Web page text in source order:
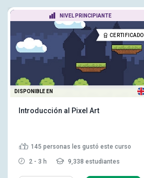
NIVEL PRINCIPIANTE
CERTIFICADO
DISPONIBLE EN
Introducción al Pixel Art
145 personas les gustó este curso
2 - 3 h 9,338 estudiantes